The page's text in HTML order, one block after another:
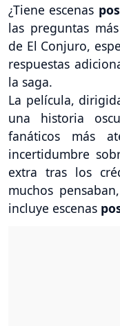
¿Tiene escenas
las preguntas
de El Conjuro,
respuestas
la saga.
La película,
una historia
fanáticos más
incertidumbre
extra tras los
muchos pensaban,
incluye escenas